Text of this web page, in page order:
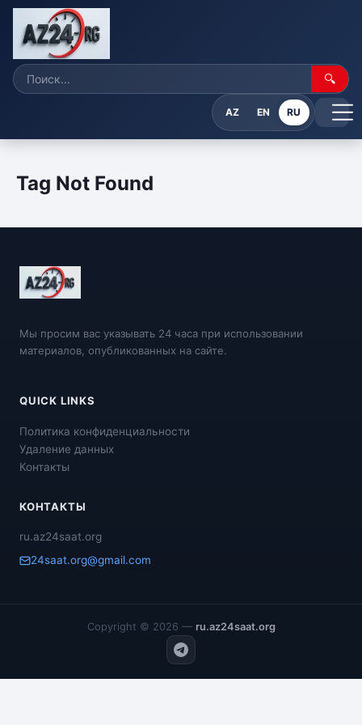
🔍
AZ EN RU
Tag Not Found
Мы просим вас указывать 24 часа при использовании
материалов, опубликованных на сайте.
QUICK LINKS
Политика конфиденциальности
Удаление данных
Контакты
КОНТАКТЫ
ru.az24saat.org
24saat.org@gmail.com
Copyright © 2026 — ru.az24saat.org